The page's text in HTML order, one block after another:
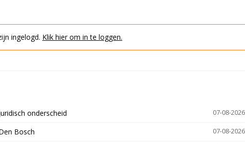
ingelogd. Klik hier om in te loggen.
07-08-
onderscheid
07-08-
Bosch